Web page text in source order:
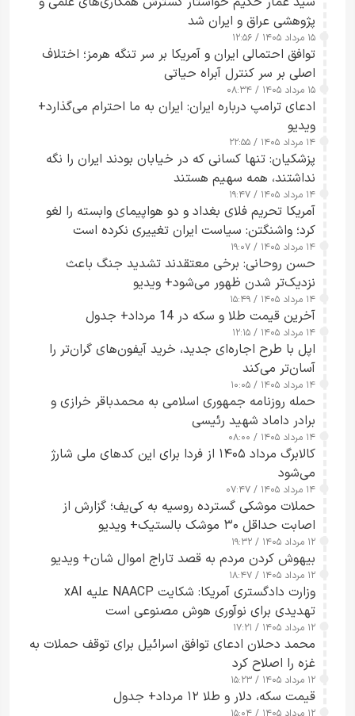
پژوهشی عراق و ایران شد
۱۵ مرداد ۱۴۰۵ / ۱۲:۵۶
توافق احتمالی ایران و آمریکا بر سر تنگه هرمز؛ اختلاف
اصلی بر سر کنترل آبراه حیاتی
۱۵ مرداد ۱۴۰۵ / ۰۸:۳۴
ادعای ترامپ درباره ایران: ایران به ما احترام می‌گذارد+
ویدیو
۱۴ مرداد ۱۴۰۵ / ۲۲:۵۵
پزشکیان: تنها کسانی که در خیابان بودند ایران را نگه
نداشتند، همه سهیم هستند
۱۴ مرداد ۱۴۰۵ / ۱۹:۴۷
آمریکا تحریم فلای بغداد و دو هواپیمای وابسته را لغو
کرد؛ واشنگتن: سیاست ایران تغییری نکرده است
۱۴ مرداد ۱۴۰۵ / ۱۹:۰۷
حسن روحانی: برخی معتقدند تشدید جنگ باعث
نزدیک‌تر شدن ظهور می‌شود+ ویدیو
۱۴ مرداد ۱۴۰۵ / ۱۵:۴۹
آخرین قیمت طلا و سکه در 14 مرداد+ جدول
۱۴ مرداد ۱۴۰۵ / ۱۲:۱۵
اپل با طرح اجاره‌ای جدید، خرید آیفون‌های گران‌تر را
آسان‌تر می‌کند
۱۴ مرداد ۱۴۰۵ / ۱۰:۰۵
حمله روزنامه جمهوری اسلامی به محمدباقر خرازی و
برادر داماد شهید رئیسی
۱۴ مرداد ۱۴۰۵ / ۰۸:۰۰
کالابرگ مرداد ۱۴۰۵ از فردا برای این کدهای ملی شارژ
می‌شود
۱۴ مرداد ۱۴۰۵ / ۰۷:۴۷
حملات موشکی گسترده روسیه به کی‌یف؛ گزارش از
اصابت حداقل ۳۰ موشک بالستیک+ ویدیو
۱۲ مرداد ۱۴۰۵ / ۱۹:۳۲
بیهوش کردن مردم به قصد تاراج اموال شان+ ویدیو
۱۲ مرداد ۱۴۰۵ / ۱۸:۴۷
وزارت دادگستری آمریکا: شکایت NAACP علیه xAI
تهدیدی برای نوآوری هوش مصنوعی است
۱۲ مرداد ۱۴۰۵ / ۱۷:۲۱
محمد دحلان ادعای توافق اسرائیل برای توقف حملات به
غزه را اصلاح کرد
۱۲ مرداد ۱۴۰۵ / ۱۵:۲۳
قیمت سکه، دلار و طلا ۱۲ مرداد+ جدول